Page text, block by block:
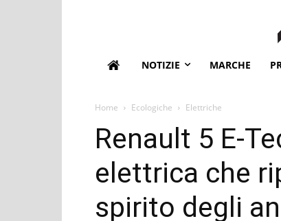
NOTIZIE MARCHE
Home Ecologiche Elettriche
Renault 5 E-
elettrica che
spirito degli